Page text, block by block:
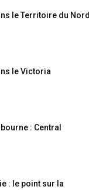
le Territoire du Nord
le Victoria
: Central
: le point sur la